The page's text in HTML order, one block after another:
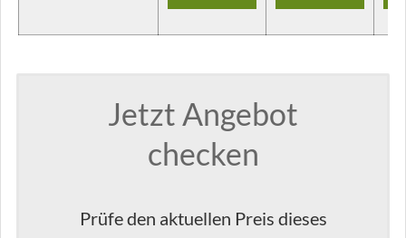
Jetzt Angebot
checken
Prüfe den aktuellen Preis dieses